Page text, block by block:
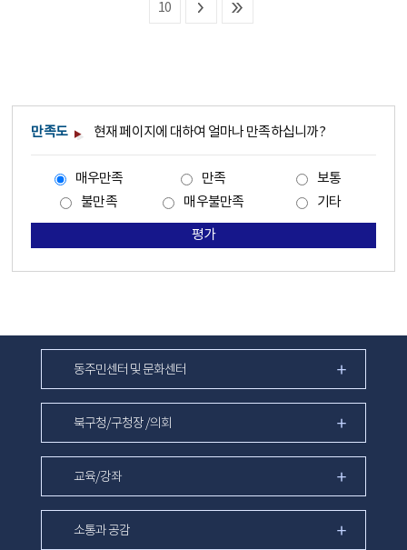
10
만족도 현재 페이지에 대하여 얼마나 만족하십니까?
매우만족 만족
보통
불만족
매우불만족 기타
평가
동주민센터 및 문화센터
북구청/구청장 /의회
교육/강좌
소통과 공감